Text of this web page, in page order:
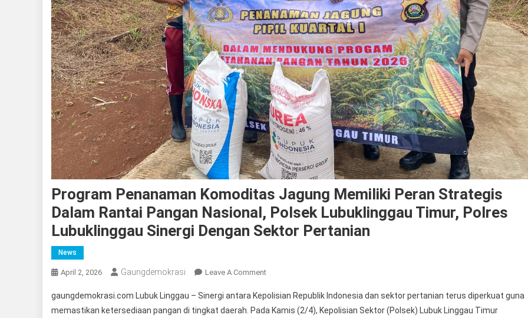
Program Penanaman Komoditas Jagung Memiliki Peran Strategis
Dalam Rantai Pangan Nasional, Polsek Lubuklinggau Timur, Polres
Lubuklinggau Sinergi Dengan Sektor Pertanian
News
April 2, 2026 Gaungdemokrasi Leave A CommentOn
Penanaman
Komoditas
gaungdemokrasi.com Lubuk Linggau – Sinergi antara Kepolisian Republik Indonesia dan sektor pertanian terus diperkuat guna
memastikan ketersediaan pangan di tingkat daerah. Pada Kamis (2/4), Kepolisian Sektor (Polsek) Lubuk Linggau Timur